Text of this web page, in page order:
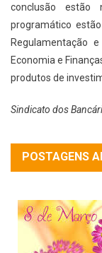
conclusão estão
programático
Regulamentação
Economia e
produtos de
Sindicato dos
POSTAGENS